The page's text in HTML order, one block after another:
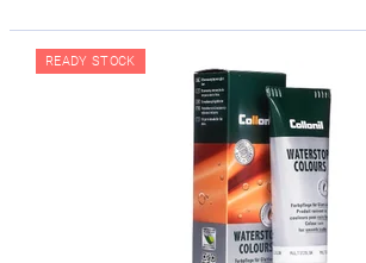
READY STOCK